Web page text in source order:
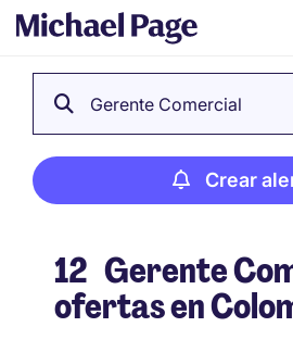
Gerente Comercial
Crear
12 Gerente
ofertas en